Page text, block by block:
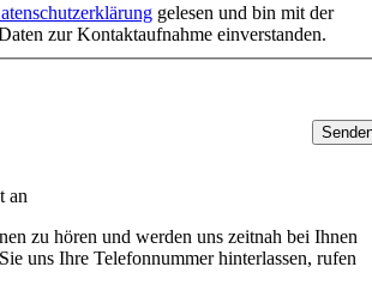
gelesen und bin mit der
zur Kontaktaufnahme einverstanden.
an
zu hören und werden uns zeitnah bei Ihnen
uns Ihre Telefonnummer hinterlassen, rufen